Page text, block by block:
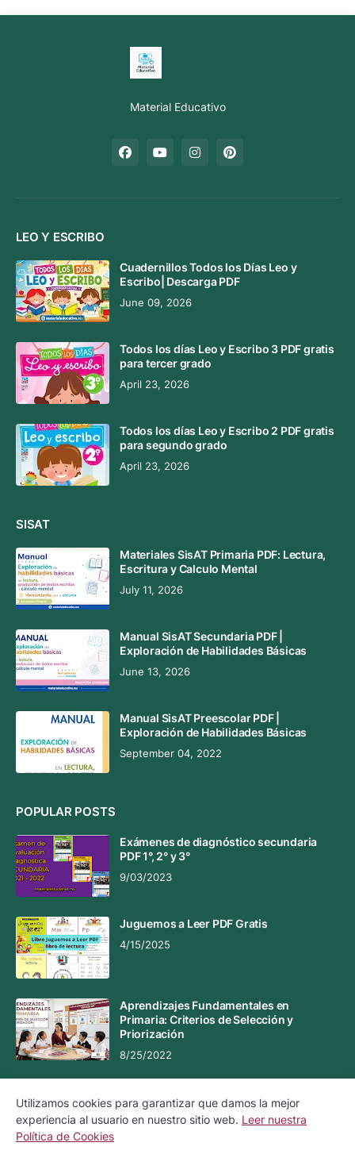
Material Educativo
LEO Y ESCRIBO
Cuadernillos Todos los Días Leo y
Escribo| Descarga PDF
June 09, 2026
Todos los días Leo y Escribo 3 PDF gratis
para tercer grado
April 23, 2026
Todos los días Leo y Escribo 2 PDF gratis
para segundo grado
April 23, 2026
SISAT
Materiales SisAT Primaria PDF: Lectura,
Escritura y Calculo Mental
July 11, 2026
Manual SisAT Secundaria PDF |
Exploración de Habilidades Básicas
June 13, 2026
Manual SisAT Preescolar PDF |
Exploración de Habilidades Básicas
September 04, 2022
POPULAR POSTS
Exámenes de diagnóstico secundaria
PDF 1°, 2° y 3°
9/03/2023
Juguemos a Leer PDF Gratis
4/15/2025
Aprendizajes Fundamentales en
Primaria: Criterios de Selección y
Priorización
8/25/2022
Aviso Legal Aviso de Privacidad
Política de Cookies
Utilizamos cookies para garantizar que damos la mejor
experiencia al usuario en nuestro sitio web. Leer nuestra
Política de Cookies